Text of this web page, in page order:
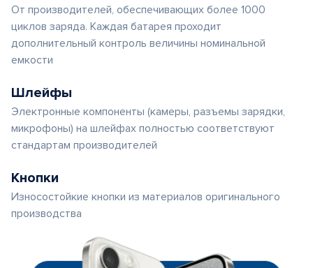
От производителей, обеспечивающих более 1000
циклов заряда. Каждая батарея проходит
дополнительный контроль величины номинальной
емкости
Шлейфы
Электронные компоненты (камеры, разъемы зарядки,
микрофоны) на шлейфах полностью соответствуют
стандартам производителей
Кнопки
Износостойкие кнопки из материалов оригинального
производства